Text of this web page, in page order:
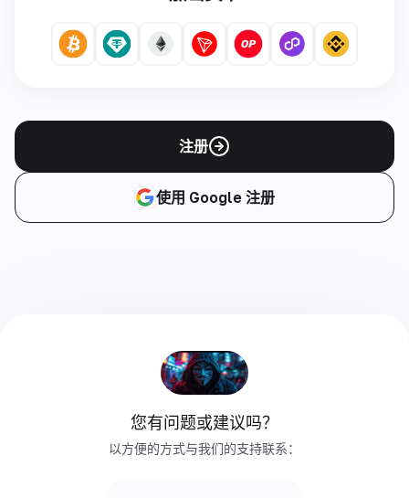
注册
使用 Google 注册
您有问题或建议吗？
以方便的方式与我们的支持联系：